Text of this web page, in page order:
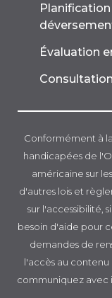
Évaluation
Conformément à
handicapées de
américaine sur
d'autres lois et
sur l'accessibilité,
besoin d'aide pour
demandes de
l'accès au contenu
communiquez avec